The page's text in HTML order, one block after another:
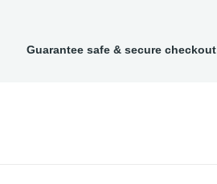
Guarantee safe & secure checkout